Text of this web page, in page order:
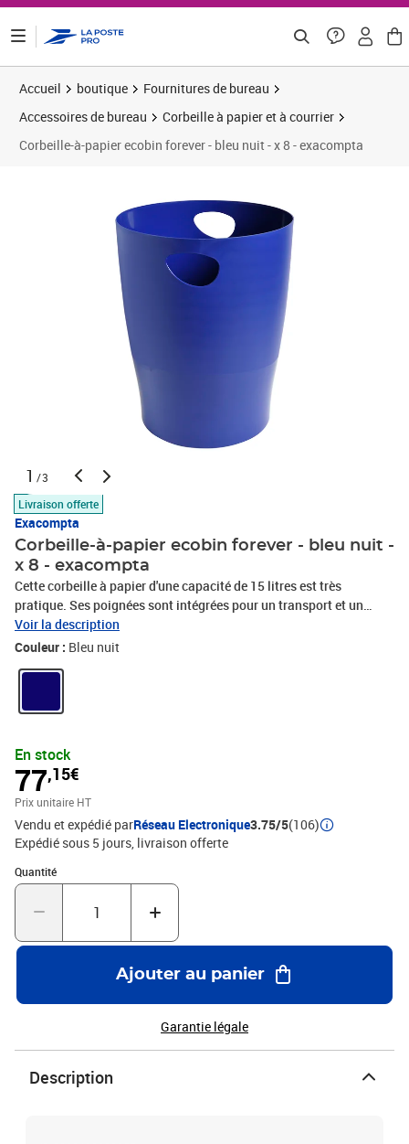
Accueil boutique
Fournitures de bureau
Accessoires de bureau
Corbeille à papier et à courrier
Corbeille-à-papier ecobin forever - bleu nuit - x 8 - exacompta
1 /3
Livraison offerte
Exacompta
Corbeille-à-papier ecobin forever - bleu nuit -
x 8 - exacompta
Cette corbeille à papier d'une capacité de 15 litres est très
pratique. Ses poignées sont intégrées pour un transport et un
vidage aisés et son intérieur est facilement nettoyable. D'un très
bon rapport qualité prix, cette corbeille à papier vous permettra de
corbeille-à-papier est fabriquée en plastique recyclé issu des
Voir la description
Couleur : Bleu nuit
En stock
77,15€
Prix unitaire HT
Vendu et expédié parRéseau Electronique3.75/5(106)
Expédié sous 5 jours livraison offerte
Quantité
Quantité : 1
Ajouter au panier
Garantie légale
Description